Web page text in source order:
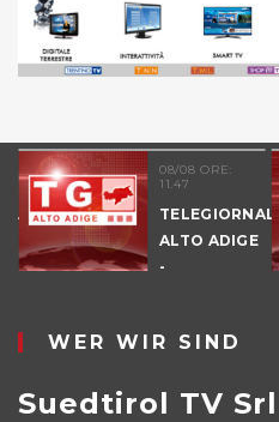
08/08 ORE:
11.47
TELEGIORNALE
ALTO ADIGE
-
WER WIR SIND
Suedtirol TV Srl